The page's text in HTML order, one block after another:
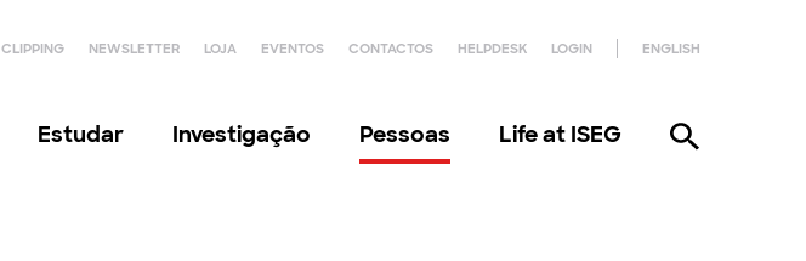
CLIPPING NEWSLETTER LOJA EVENTOS CONTACTOS HELPDESK LOGIN ENGLISH
Estudar Investigação Pessoas Life at ISEG